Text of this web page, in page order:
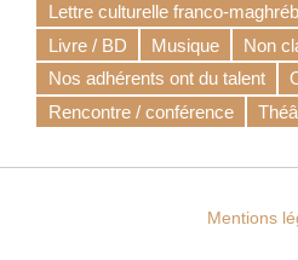
Lettre culturelle franco-
Livre / BD
Musique
Non
Nos adhérents ont du talent
Rencontre / conférence
Mentions